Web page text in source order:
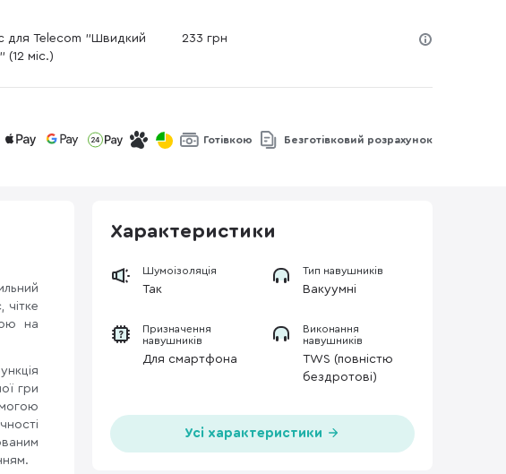
для Telecom "Швидкий
(12 міс.)
233 грн
Готівкою Безготівковий розрахунок
чітке
на
гри
Характеристики
Шумоізоляція
Так
Тип навушників
Вакуумні
Призначення
навушників
Для смартфона
Виконання
навушників
TWS (повністю
бездротові)
Усі характеристики